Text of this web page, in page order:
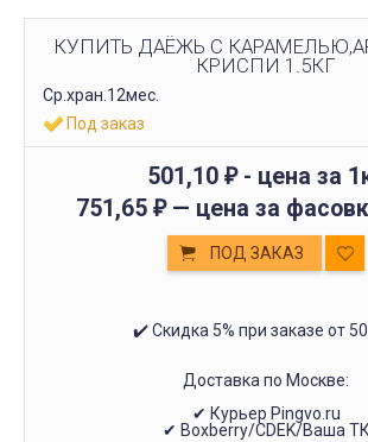
КУПИТЬ ДАЁЖЬ С
КРИСПИ 1.5КГ
Ср.хран.12мес.
Под заказ
501,10 ₽- цена за
751,65 ₽— цена за
ПОД ЗАКАЗ
✔️ Скидка 5% при заказе от
Доставка по Москве:
✔ Курьер Pingvo.ru
✔ Boxberry/CDEK/Ваша